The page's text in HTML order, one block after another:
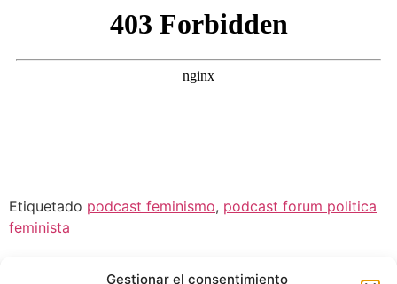
Gestionar el consentimiento
Etiquetado podcast feminismo, podcast forum politica
feminista